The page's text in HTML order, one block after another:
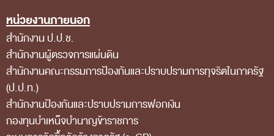
คณะกรรมการมาตรฐานจริยธรรมของเจ้าหน้าที่และ
บุคลากรอื่น
โครงสร้างคณะกรรมการ
เอกสารที่เกี่ยวข้อง
ตราสัญลักษณ์ สตง.
ผลการตรวจสอบ
หน่วยงานภายนอก
สำนักงาน ป.ป.ช.
สำนักงานผู้ตรวจการแผ่นดิน
สำนักงานคณะกรรมการป้องกันและปราบปรามการทุจริตในภาครัฐ
(ป.ป.ท.)
สำนักงานป้องกันและปราบปรามการฟอกเงิน
กองทุนบำเหน็จบำนาญข้าราชการ